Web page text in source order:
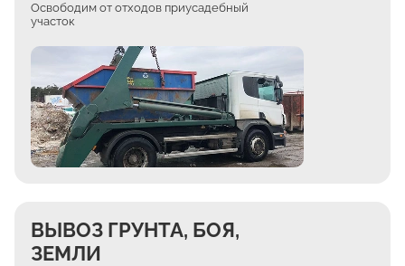
Освободим от отходов приусадебный
участок
ВЫВОЗ ГРУНТА, БОЯ,
ЗЕМЛИ